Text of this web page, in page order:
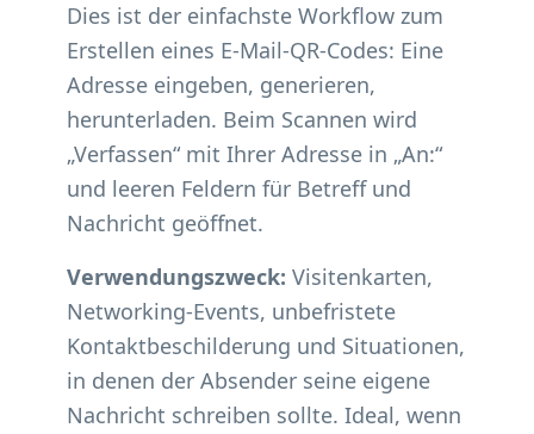
Dies ist der einfachste Workflow zum
Erstellen eines E-Mail-QR-Codes: Eine
Adresse eingeben, generieren,
herunterladen. Beim Scannen wird
„Verfassen“ mit Ihrer Adresse in „An:“
und leeren Feldern für Betreff und
Nachricht geöffnet.
Verwendungszweck: Visitenkarten,
Networking-Events, unbefristete
Kontaktbeschilderung und Situationen,
in denen der Absender seine eigene
Nachricht schreiben sollte. Ideal, wenn